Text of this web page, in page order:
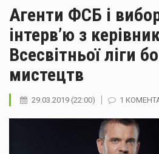
Агенти ФСБ і
інтерв’ю з
Всесвітньої ліги
мистецтв
29.03.2019 (22:00) 1